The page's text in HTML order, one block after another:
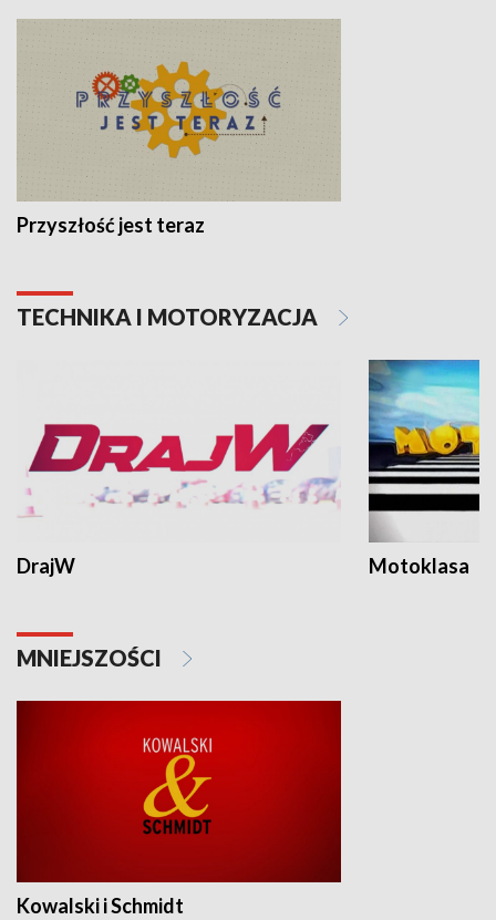
Przyszłość jest teraz
TECHNIKA I MOTORYZACJA
DrajW Motoklasa
MNIEJSZOŚCI
Kowalski i Schmidt